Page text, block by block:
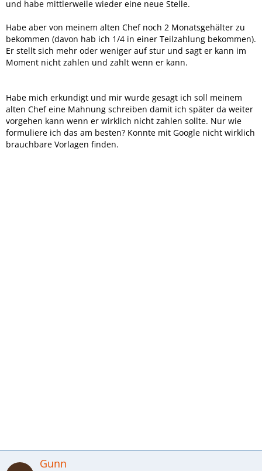
und habe mittlerweile wieder eine neue Stelle.
Habe aber von meinem alten Chef noch 2 Monatsgehälter zu
bekommen (davon hab ich 1/4 in einer Teilzahlung bekommen).
Er stellt sich mehr oder weniger auf stur und sagt er kann im
Moment nicht zahlen und zahlt wenn er kann.
Habe mich erkundigt und mir wurde gesagt ich soll meinem
alten Chef eine Mahnung schreiben damit ich später da weiter
vorgehen kann wenn er wirklich nicht zahlen sollte. Nur wie
formuliere ich das am besten? Konnte mit Google nicht wirklich
brauchbare Vorlagen finden.
Gunn